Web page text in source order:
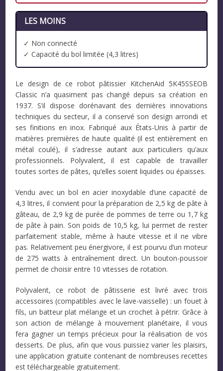
LES MOINS
✓ Non connecté
✓ Capacité du bol limitée (4,3 litres)
Le design de ce robot pâtissier KitchenAid 5K45SSEOB
Classic n’a quasiment pas changé depuis sa création en
1937. S’il dispose dorénavant des dernières innovations
techniques du secteur, il a conservé son design arrondi et
ses finitions en inox. Fabriqué aux États-Unis à partir de
matières premières de haute qualité (il est entièrement en
métal coulé), il s’adresse autant aux particuliers qu’aux
professionnels. Polyvalent, il est capable de travailler
toutes sortes de pâtes, qu’elles soient liquides ou épaisses.
Vendu avec un bol en acier inoxydable d’une capacité de
4,3 litres, il convient pour la préparation de 2,5 kg de pâte à
gâteau, de 2,9 kg de purée de pommes de terre ou 1,7 kg
de pâte à pain. Son poids de 10,5 kg, lui permet de rester
parfaitement stable, même à haute vitesse et il ne vibre
pas. Relativement peu énergivore, il est pourvu d’un moteur
de 275 watts à entraînement direct. Un bouton-poussoir
permet de choisir entre 10 vitesses de rotation.
Polyvalent, ce robot de pâtisserie est livré avec trois
accessoires (compatibles avec le lave-vaisselle) : un fouet à
fils, un batteur plat mélange et un crochet à pétrir. Grâce à
son action de mélange à mouvement planétaire, il vous
fera gagner un temps précieux pour la réalisation de vos
desserts. De plus, afin que vous puissiez varier les plaisirs,
une application gratuite contenant de nombreuses recettes
est téléchargeable gratuitement.